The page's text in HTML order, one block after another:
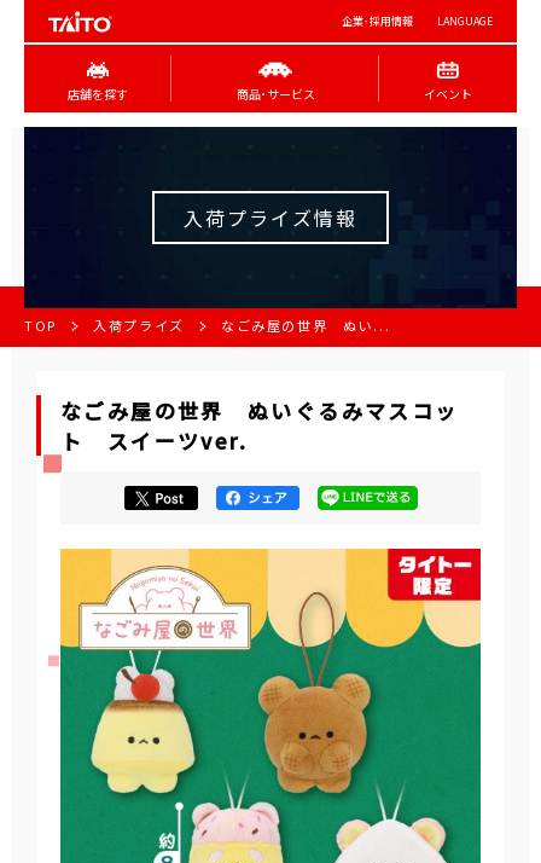
企業･採用情報 LANGUAGE
店舗を探す 商品･サービス イベント
入荷プライズ情報
TOP 入荷プライズ なごみ屋の世界 ぬい...
なごみ屋の世界 ぬいぐるみマスコッ
ト スイーツver.